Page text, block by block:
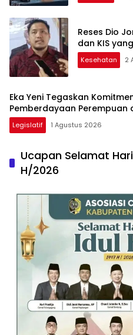
Reses Dio
dan KIS
Kesehatan 2
Eka Yeni Tegaskan
Pemberdayaan Perempuan
Legislatif 1 Agustus 2026
Ucapan Selamat
H/2026